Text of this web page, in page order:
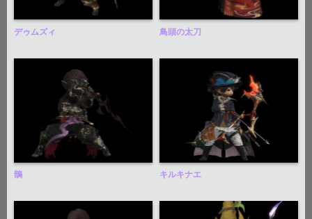
デゥムズィ 鳥頭の太刀
鵲 キルキナエ